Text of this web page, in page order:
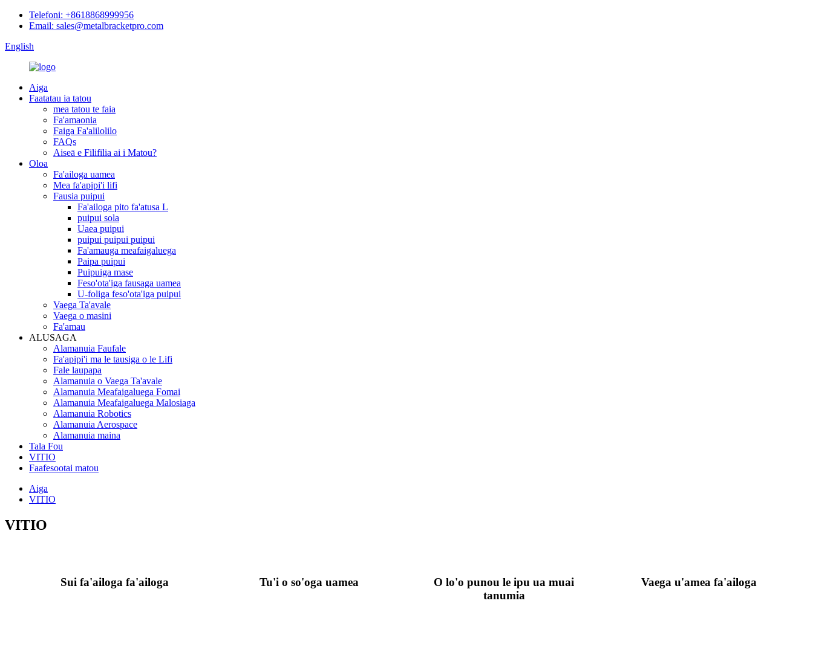
Telefoni: +8618868999956
Email: sales@metalbracketpro.com
English
Aiga
Faatatau ia tatou
mea tatou te faia
Fa'amaonia
Faiga Fa'alilolilo
FAQs
Aiseā e Filifilia ai i Matou?
Oloa
Fa'ailoga uamea
Mea fa'apipi'i lifi
Fausia puipui
Fa'ailoga pito fa'atusa L
puipui sola
Uaea puipui
puipui puipui puipui
Fa'amauga meafaigaluega
Paipa puipui
Puipuiga mase
Feso'ota'iga fausaga uamea
U-foliga feso'ota'iga puipui
Vaega Ta'avale
Vaega o masini
Fa'amau
ALUSAGA
Alamanuia Faufale
Fa'apipi'i ma le tausiga o le Lifi
Fale laupapa
Alamanuia o Vaega Ta'avale
Alamanuia Meafaigaluega Fomai
Alamanuia Meafaigaluega Malosiaga
Alamanuia Robotics
Alamanuia Aerospace
Alamanuia maina
Tala Fou
VITIO
Faafesootai matou
Aiga
VITIO
VITIO
Sui fa'ailoga fa'ailoga Tu'i o so'oga uamea
O lo'o punou le ipu ua muai
tanumia
Vaega u'amea fa'ailoga